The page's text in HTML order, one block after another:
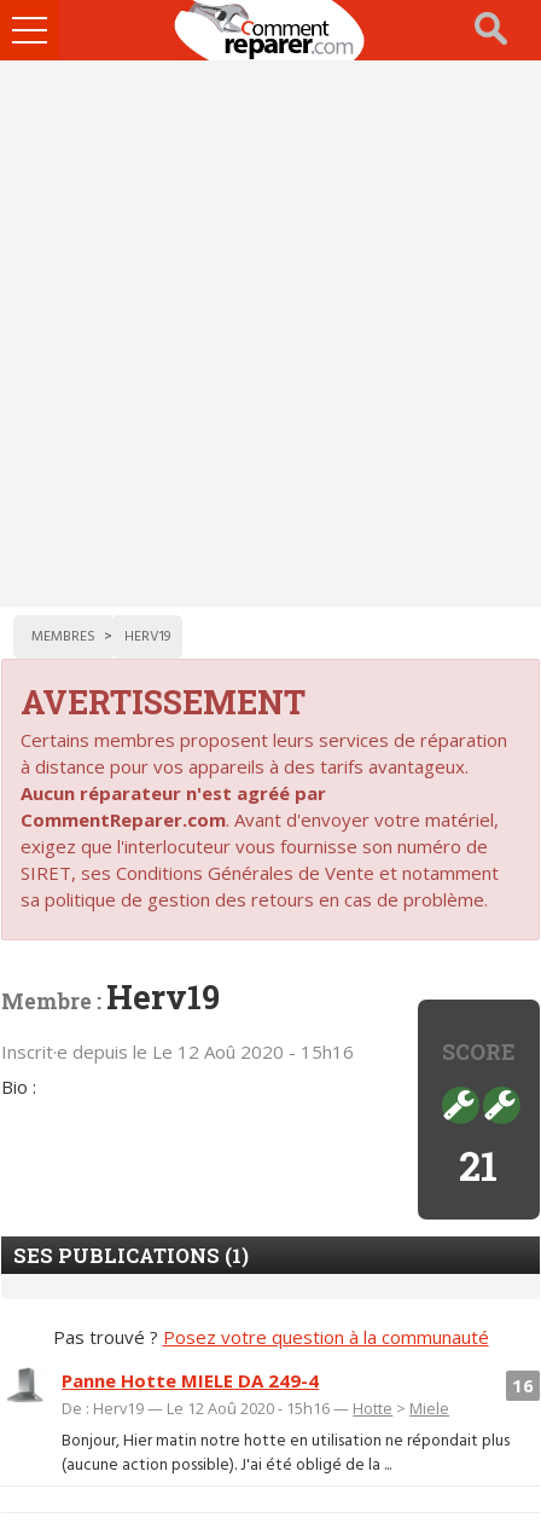
Ouvrir
le
MEMBRES HERV19
AVERTISSEMENT
Certains membres proposent leurs services de réparation
à distance pour vos appareils à des tarifs avantageux.
Aucun réparateur n'est agréé par
CommentReparer.com. Avant d'envoyer votre matériel,
exigez que l'interlocuteur vous fournisse son numéro de
SIRET, ses Conditions Générales de Vente et notamment
sa politique de gestion des retours en cas de problème.
SCORE
21
Membre : Herv19
Inscrit·e depuis le Le 12 Aoû 2020 - 15h16
Bio :
SES PUBLICATIONS (1)
Pas trouvé ? Posez votre question à la communauté
16
Panne Hotte MIELE DA 249-4
De : Herv19 — Le 12 Aoû 2020 - 15h16 — Hotte > Miele
Bonjour, Hier matin notre hotte en utilisation ne répondait plus
(aucune action possible). J'ai été obligé de la ...